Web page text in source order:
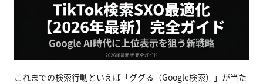
これまでの検索行動といえば「ググる（Google検索）」が当た